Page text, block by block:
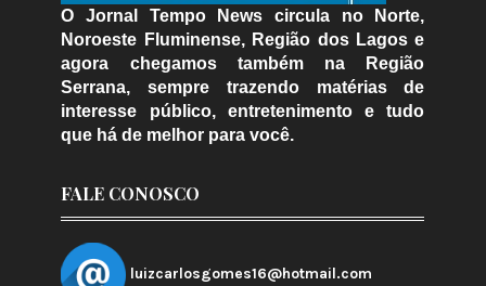
O Jornal Tempo News circula no Norte,
Noroeste Fluminense, Região dos Lagos e
agora chegamos também na Região
Serrana, sempre trazendo matérias de
interesse público, entretenimento e tudo
que há de melhor para você.
FALE CONOSCO
luizcarlosgomes16@hotmail.com